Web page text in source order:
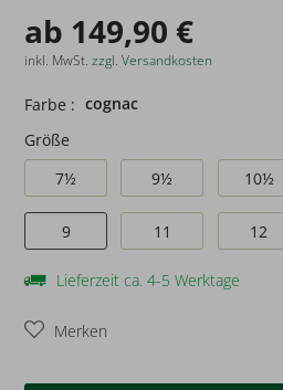
ab 149,90 €
inkl. MwSt.zzgl. Versandkosten
Farbe : cognac
Größe
7½
9½ 10½
9 11 12
Lieferzeit ca. 4-5 Werktage
Merken